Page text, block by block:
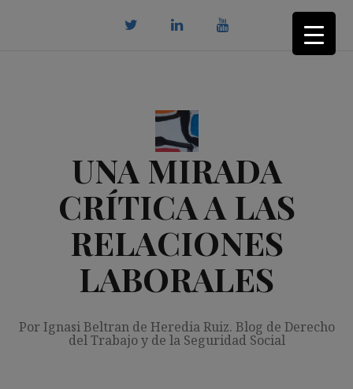
UNA MIRADA
CRÍTICA A LAS
RELACIONES
LABORALES
Por Ignasi Beltran de Heredia Ruiz. Blog de Derecho
del Trabajo y de la Seguridad Social